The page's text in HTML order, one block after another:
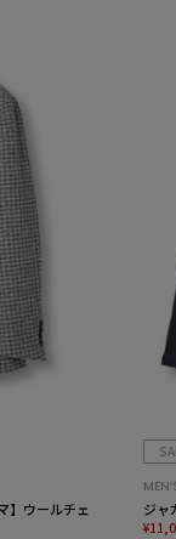
】ウールチェ ジャ